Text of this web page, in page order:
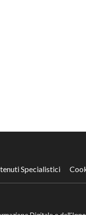
Specialistici